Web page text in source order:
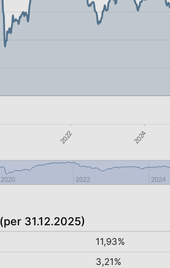
2022 2024
2020 2022 2024
31.12.2025)
11,93%
3,21%